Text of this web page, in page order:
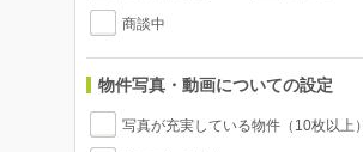
商談中
物件写真・動画についての設定
写真が充実している物件（10枚以上）